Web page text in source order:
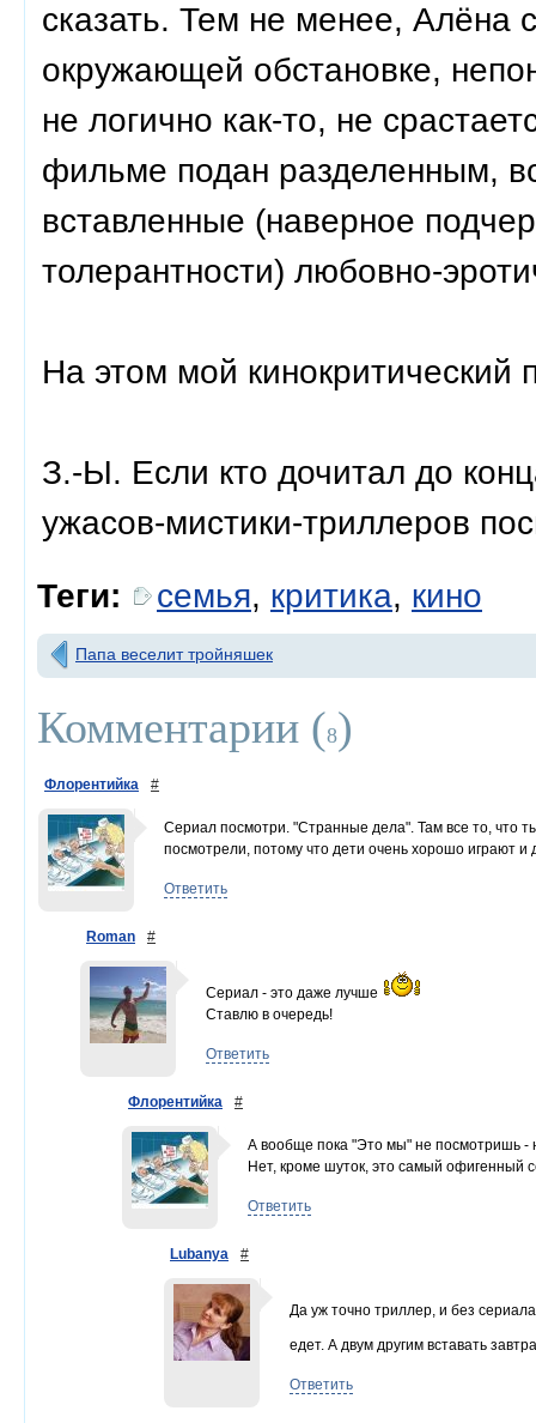
сказать. Тем не менее, Алёна
окружающей обстановке,
не логично как-то, не
фильме подан разделенным,
вставленные (наверное
толерантности) любовно-
На этом мой кинокритический
З.-Ы. Если кто дочитал до
ужасов-мистики-триллеров
Теги:
семья, критика, кино
Папа веселит тройняшек
Комментарии (8)
Флорентийка #
Сериал посмотри. "Странные дела". Там все то, что
посмотрели, потому что дети очень хорошо играют и
Ответить
Roman #
Сериал - это даже лучше
Ставлю в очередь!
Ответить
Флорентийка #
А вообще пока "Это мы" не посмотришь -
Нет, кроме шуток, это самый офигенный
Ответить
Lubanya #
Да уж точно триллер, и без
едет. А двум другим вставать
Ответить